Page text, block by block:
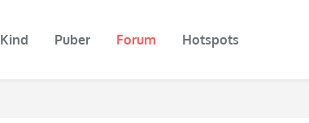
Kind Puber Forum Hotspots